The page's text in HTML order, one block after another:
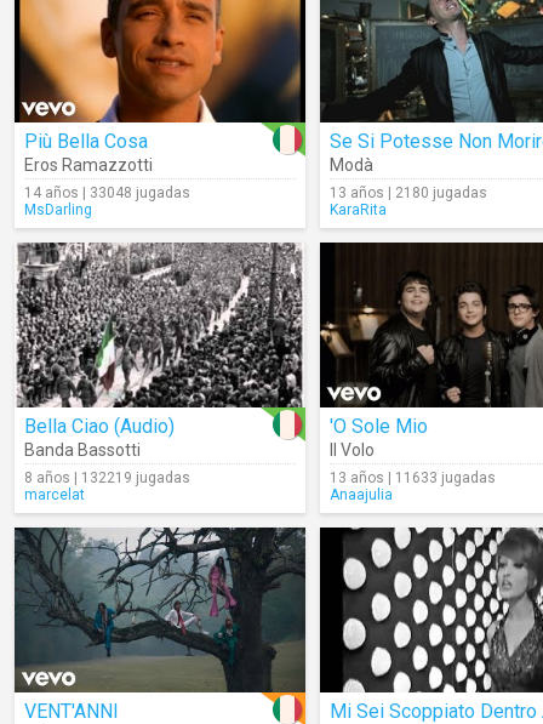
Più Bella Cosa
Eros Ramazzotti
14 años | 33048 jugadas
MsDarling
Se Si Potesse Non
Modà
13 años | 2180 jugadas
KaraRita
Bella Ciao (Audio)
Banda Bassotti
8 años | 132219 jugadas
marcelat
'O Sole Mio
Il Volo
13 años | 11633 jugadas
Anaajulia
VENT'ANNI